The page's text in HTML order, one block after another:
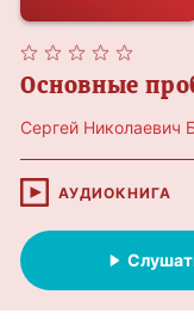
Основные
Сергей Николаевич
АУДИОКНИГА